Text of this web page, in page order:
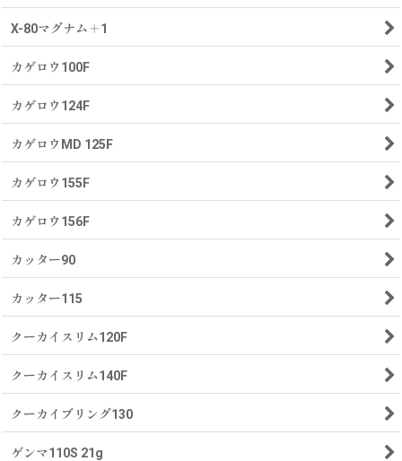
X-80マグナム＋1
カゲロウ100F
カゲロウ124F
カゲロウMD 125F
カゲロウ155F
カゲロウ156F
カッター90
カッター115
クーカイスリム120F
クーカイスリム140F
クーカイブリング130
ゲンマ110S 21g